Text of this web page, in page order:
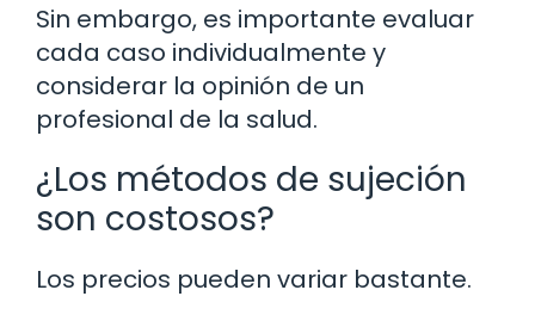
Sin embargo, es importante evaluar
cada caso individualmente y
considerar la opinión de un
profesional de la salud.
¿Los métodos de sujeción
son costosos?
Los precios pueden variar bastante.